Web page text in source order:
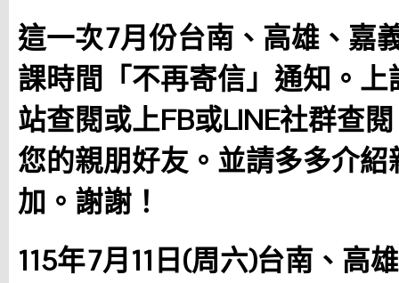
這一次7月份台南、高雄、嘉
課時間「不再寄信」通知。
站查閱或上FB或LINE社群查
您的親朋好友。並請多多介
加。謝謝！
115年7月11日(周六)台南、高